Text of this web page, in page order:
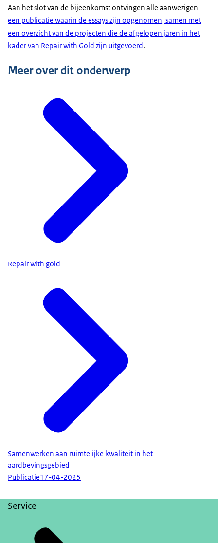
Aan het slot van de bijeenkomst ontvingen alle aanwezigen
een publicatie waarin de essays zijn opgenomen, samen met
een overzicht van de projecten die de afgelopen jaren in het
kader van Repair with Gold zijn uitgevoerd.
Meer over dit onderwerp
Repair with gold
Samenwerken aan ruimtelijke kwaliteit in het
aardbevingsgebied
Publicatie17-04-2025
Service